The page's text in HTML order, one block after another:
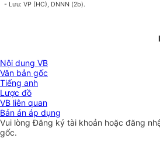
- Lưu: VP (HC), DNNN (2b).
Nội dung VB
Văn bản gốc
Tiếng anh
Lược đồ
VB liên quan
Bản án áp dụng
Vui lòngĐăng ký tài khoản hoặc đăng
gốc.